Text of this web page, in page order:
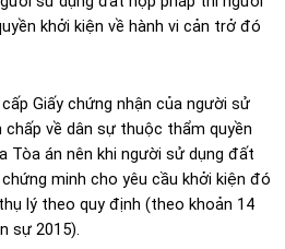
khởi kiện về hành vi cản trở đó
Giấy chứng nhận của người sử
về dân sự thuộc thẩm quyền
Tòa án nên khi người sử dụng đất
minh cho yêu cầu khởi kiện đó
lý theo quy định (theo khoản 14
sự 2015).